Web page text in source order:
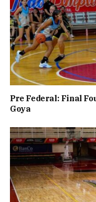
Pre Federal: Final
Goya